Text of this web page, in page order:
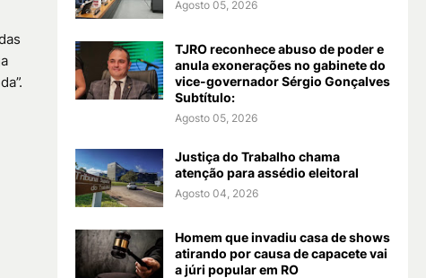
Agosto 05, 2026
TJRO reconhece abuso de poder e
anula exonerações no gabinete do
vice-governador Sérgio Gonçalves
Subtítulo:
Agosto 05, 2026
Justiça do Trabalho chama
atenção para assédio eleitoral
Agosto 04, 2026
Homem que invadiu casa de shows
atirando por causa de capacete vai
a júri popular em RO